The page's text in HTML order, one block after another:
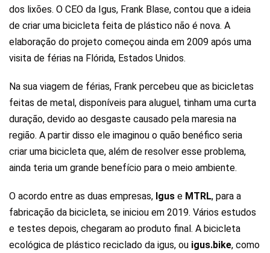
dos lixões. O CEO da Igus, Frank Blase, contou que a ideia
de criar uma bicicleta feita de plástico não é nova. A
elaboração do projeto começou ainda em 2009 após uma
visita de férias na Flórida, Estados Unidos.
Na sua viagem de férias, Frank percebeu que as bicicletas
feitas de metal, disponíveis para aluguel, tinham uma curta
duração, devido ao desgaste causado pela maresia na
região. A partir disso ele imaginou o quão benéfico seria
criar uma bicicleta que, além de resolver esse problema,
ainda teria um grande benefício para o meio ambiente.
O acordo entre as duas empresas, Igus e MTRL, para a
fabricação da bicicleta, se iniciou em 2019. Vários estudos
e testes depois, chegaram ao produto final. A bicicleta
ecológica de plástico reciclado da igus, ou igus.bike, como